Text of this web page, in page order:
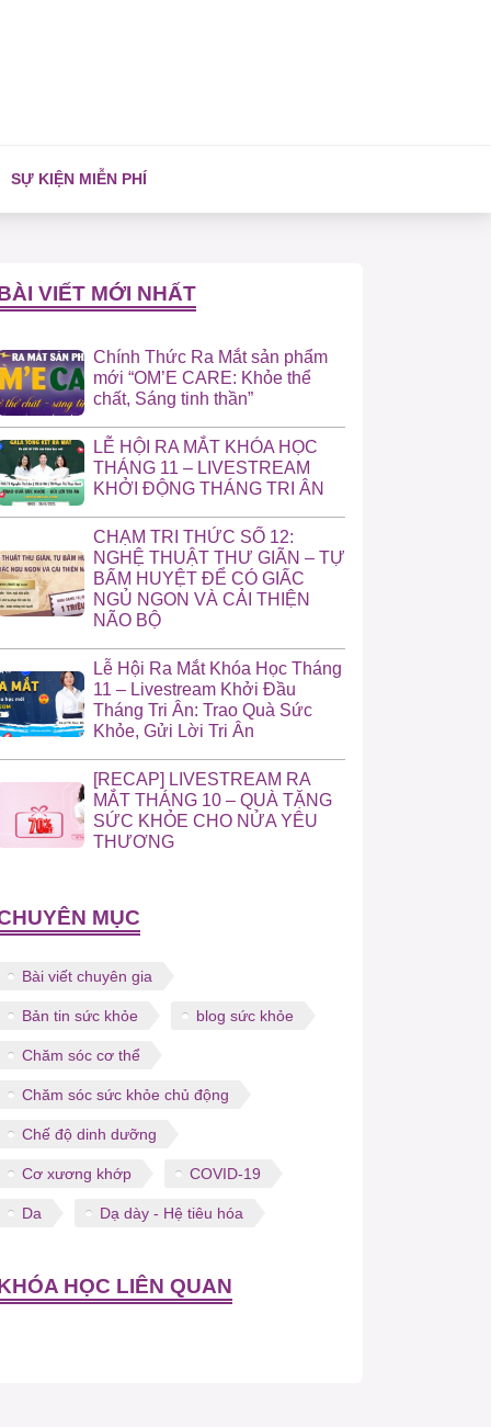
SỰ KIỆN MIỄN PHÍ
VIẾT MỚI NHẤT
Chính Thức Ra Mắt sản phẩm
mới “OM’E CARE: Khỏe thể
chất, Sáng tinh thần”
LỄ HỘI RA MẮT KHÓA HỌC
THÁNG 11 – LIVESTREAM
KHỞI ĐỘNG THÁNG TRI ÂN
CHẠM TRI THỨC SỐ 12:
NGHỆ THUẬT THƯ GIÃN – TỰ
BẤM HUYỆT ĐỂ CÓ GIẤC
NGỦ NGON VÀ CẢI THIỆN
NÃO BỘ
Lễ Hội Ra Mắt Khóa Học Tháng
11 – Livestream Khởi Đầu
Tháng Tri Ân: Trao Quà Sức
Khỏe, Gửi Lời Tri Ân
[RECAP] LIVESTREAM RA
MẮT THÁNG 10 – QUÀ TẶNG
SỨC KHỎE CHO NỬA YÊU
THƯƠNG
MỤC
Bài viết chuyên gia
Bản tin sức khỏe blog sức khỏe
Chăm sóc cơ thể
Chăm sóc sức khỏe chủ động
Chế độ dinh dưỡng
Cơ xương khớp COVID-19
Da Dạ dày - Hệ tiêu hóa
HỌC LIÊN QUAN